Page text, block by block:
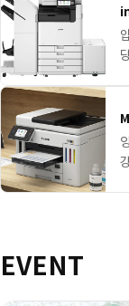
EVENT